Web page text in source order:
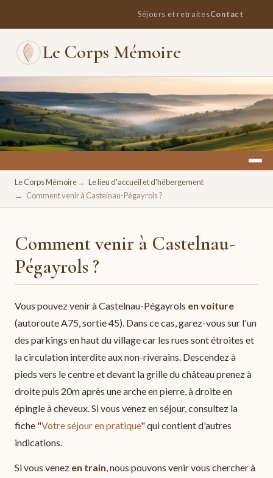
Séjours et retraitesContact
Le Corps Mémoire
Un espace pour se retrouver, se ressourcer, se réconcilier
avec soi.
Le Corps Mémoire
Le lieu d'accueil et d'hébergement
Comment venir à Castelnau-Pégayrols ?
Comment venir à Castelnau-
Pégayrols ?
Vous pouvez venir à Castelnau-Pégayrols en voiture
(autoroute A75, sortie 45). Dans ce cas, garez-vous sur l'un
des parkings en haut du village car les rues sont étroites et
la circulation interdite aux non-riverains. Descendez à
pieds vers le centre et devant la grille du château prenez à
droite puis 20m après une arche en pierre, à droite en
épingle à cheveux. Si vous venez en séjour, consultez la
fiche "Votre séjour en pratique" qui contient d'autres
indications.
Si vous venez en train, nous pouvons venir vous chercher à